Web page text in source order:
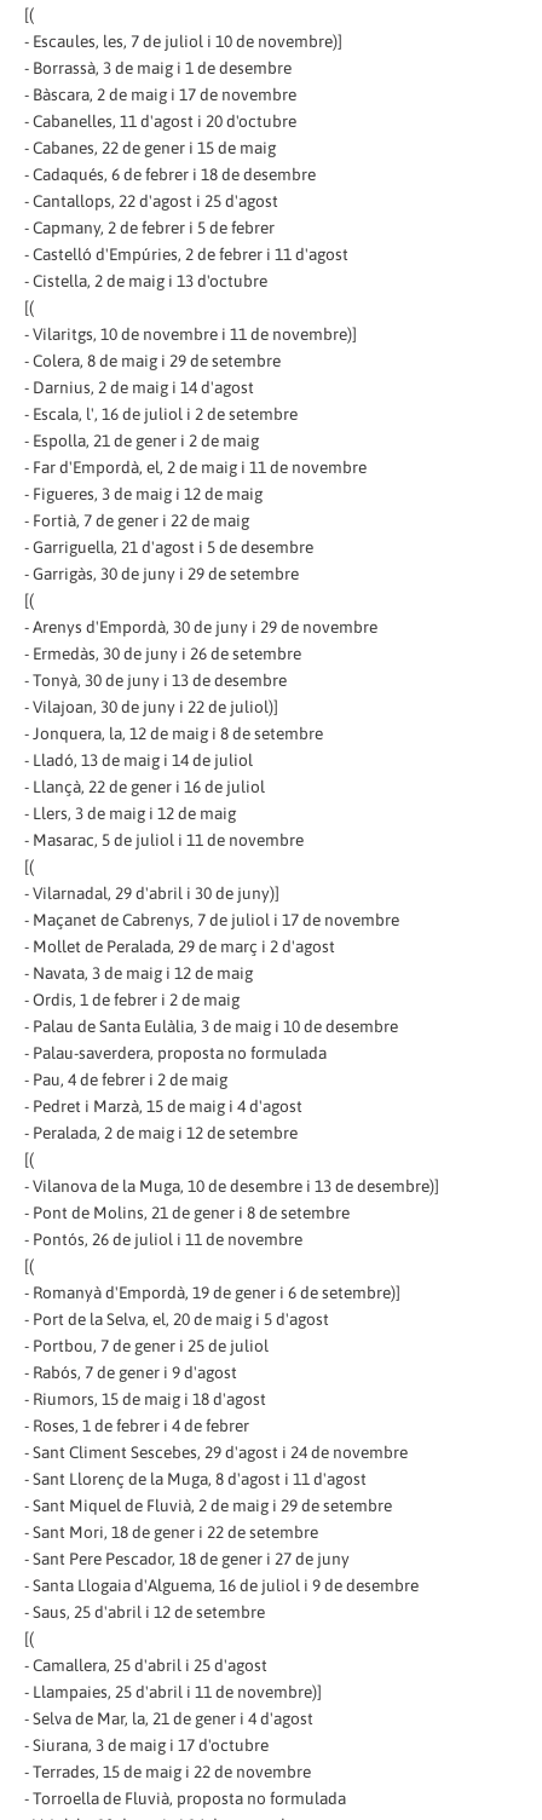
[(
- Escaules, les, 7 de juliol i 10 de novembre)]
- Borrassà, 3 de maig i 1 de desembre
- Bàscara, 2 de maig i 17 de novembre
- Cabanelles, 11 d'agost i 20 d'octubre
- Cabanes, 22 de gener i 15 de maig
- Cadaqués, 6 de febrer i 18 de desembre
- Cantallops, 22 d'agost i 25 d'agost
- Capmany, 2 de febrer i 5 de febrer
- Castelló d'Empúries, 2 de febrer i 11 d'agost
- Cistella, 2 de maig i 13 d'octubre
[(
- Vilaritgs, 10 de novembre i 11 de novembre)]
- Colera, 8 de maig i 29 de setembre
- Darnius, 2 de maig i 14 d'agost
- Escala, l', 16 de juliol i 2 de setembre
- Espolla, 21 de gener i 2 de maig
- Far d'Empordà, el, 2 de maig i 11 de novembre
- Figueres, 3 de maig i 12 de maig
- Fortià, 7 de gener i 22 de maig
- Garriguella, 21 d'agost i 5 de desembre
- Garrigàs, 30 de juny i 29 de setembre
[(
- Arenys d'Empordà, 30 de juny i 29 de novembre
- Ermedàs, 30 de juny i 26 de setembre
- Tonyà, 30 de juny i 13 de desembre
- Vilajoan, 30 de juny i 22 de juliol)]
- Jonquera, la, 12 de maig i 8 de setembre
- Lladó, 13 de maig i 14 de juliol
- Llançà, 22 de gener i 16 de juliol
- Llers, 3 de maig i 12 de maig
- Masarac, 5 de juliol i 11 de novembre
[(
- Vilarnadal, 29 d'abril i 30 de juny)]
- Maçanet de Cabrenys, 7 de juliol i 17 de novembre
- Mollet de Peralada, 29 de març i 2 d'agost
- Navata, 3 de maig i 12 de maig
- Ordis, 1 de febrer i 2 de maig
- Palau de Santa Eulàlia, 3 de maig i 10 de desembre
- Palau-saverdera, proposta no formulada
- Pau, 4 de febrer i 2 de maig
- Pedret i Marzà, 15 de maig i 4 d'agost
- Peralada, 2 de maig i 12 de setembre
[(
- Vilanova de la Muga, 10 de desembre i 13 de desembre)]
- Pont de Molins, 21 de gener i 8 de setembre
- Pontós, 26 de juliol i 11 de novembre
[(
- Romanyà d'Empordà, 19 de gener i 6 de setembre)]
- Port de la Selva, el, 20 de maig i 5 d'agost
- Portbou, 7 de gener i 25 de juliol
- Rabós, 7 de gener i 9 d'agost
- Riumors, 15 de maig i 18 d'agost
- Roses, 1 de febrer i 4 de febrer
- Sant Climent Sescebes, 29 d'agost i 24 de novembre
- Sant Llorenç de la Muga, 8 d'agost i 11 d'agost
- Sant Miquel de Fluvià, 2 de maig i 29 de setembre
- Sant Mori, 18 de gener i 22 de setembre
- Sant Pere Pescador, 18 de gener i 27 de juny
- Santa Llogaia d'Alguema, 16 de juliol i 9 de desembre
- Saus, 25 d'abril i 12 de setembre
[(
- Camallera, 25 d'abril i 25 d'agost
- Llampaies, 25 d'abril i 11 de novembre)]
- Selva de Mar, la, 21 de gener i 4 d'agost
- Siurana, 3 de maig i 17 d'octubre
- Terrades, 15 de maig i 22 de novembre
- Torroella de Fluvià, proposta no formulada